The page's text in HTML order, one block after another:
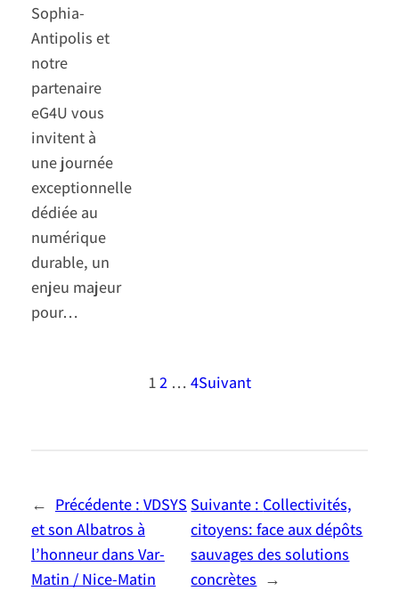
Sophia-
Antipolis et
notre
partenaire
eG4U vous
invitent à
une journée
exceptionnelle
dédiée au
numérique
durable, un
enjeu majeur
pour…
1 2 … 4Suivant
← Précédente : VDSYS
et son Albatros à
l’honneur dans Var-
Matin / Nice-Matin
Suivante : Collectivités,
citoyens: face aux dépôts
sauvages des solutions
concrètes →